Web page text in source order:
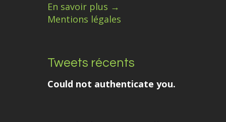
En savoir plus →
Mentions légales
Tweets récents
Could not authenticate you.